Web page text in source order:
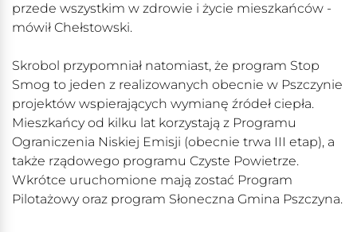
przede wszystkim w zdrowie i życie mieszkańców -
mówił Chełstowski.
Skrobol przypomniał natomiast, że program Stop
Smog to jeden z realizowanych obecnie w Pszczynie
projektów wspierających wymianę źródeł ciepła.
Mieszkańcy od kilku lat korzystają z Programu
Ograniczenia Niskiej Emisji (obecnie trwa III etap), a
także rządowego programu Czyste Powietrze.
Wkrótce uruchomione mają zostać Program
Pilotażowy oraz program Słoneczna Gmina Pszczyna.